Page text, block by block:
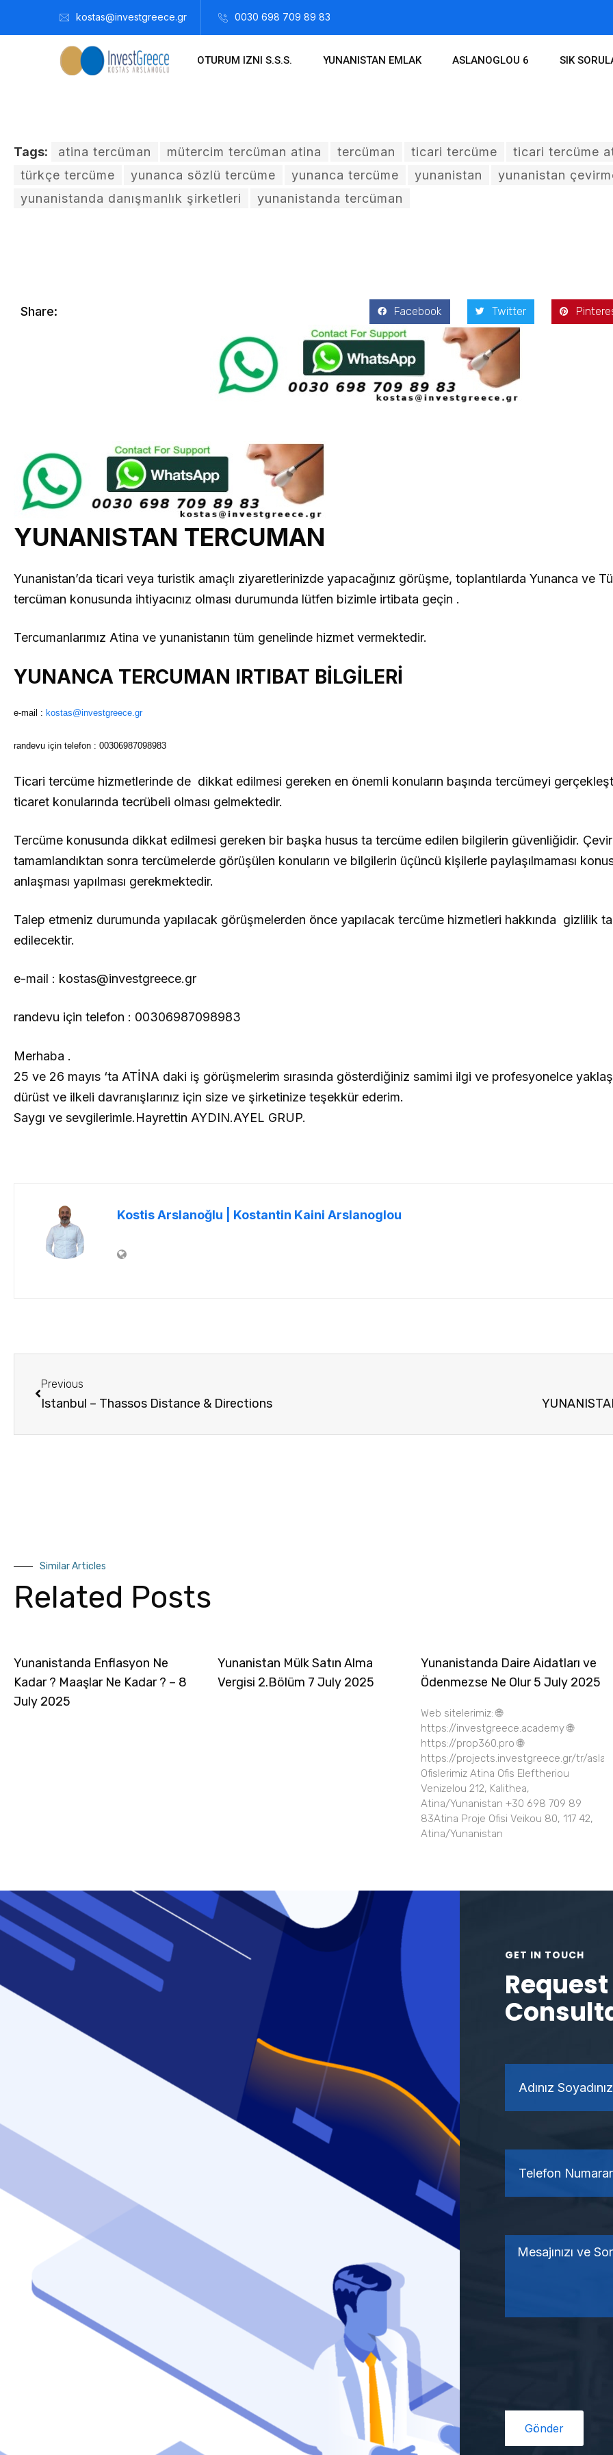
kostas@investgreece.gr 0030 698 709 89 83
OTURUM IZNI S.S.S. YUNANISTAN EMLAK ASLANOGLOU 6 SIK
Tags: atina tercüman mütercim tercüman atina tercüman ticari tercüme
ticari tercüme
türkçe tercüme
yunanca sözlü tercüme yunanca tercüme yunanistan
yunanistan
yunanistanda danışmanlık şirketleri
yunanistanda tercüman
Share: Facebook Twitter
YUNANISTAN TERCUMAN
Yunanistan’da ticari veya turistik amaçlı ziyaretlerinizde yapacağınız görüşme, toplantılarda Yunanca ve
tercüman konusunda ihtiyacınız olması durumunda lütfen bizimle irtibata geçin .
Tercumanlarımız Atina ve yunanistanın tüm genelinde hizmet vermektedir.
YUNANCA TERCUMAN IRTIBAT BİLGİLERİ
e-mail : kostas@investgreece.gr
randevu için telefon : 00306987098983
Ticari tercüme hizmetlerinde de dikkat edilmesi gereken en önemli konuların başında tercümeyi
ticaret konularında tecrübeli olması gelmektedir.
Tercüme konusunda dikkat edilmesi gereken bir başka husus ta tercüme edilen bilgilerin güvenliğidir.
tamamlandıktan sonra tercümelerde görüşülen konuların ve bilgilerin üçüncü kişilerle paylaşılmaması
anlaşması yapılması gerekmektedir.
Talep etmeniz durumunda yapılacak görüşmelerden önce yapılacak tercüme hizmetleri hakkında gizlilik
edilecektir.
e-mail : kostas@investgreece.gr
randevu için telefon : 00306987098983
Merhaba .
25 ve 26 mayıs ‘ta ATİNA daki iş görüşmelerim sırasında gösterdiğiniz samimi ilgi ve profesyonelce
dürüst ve ilkeli davranışlarınız için size ve şirketinize teşekkür ederim.
Saygı ve sevgilerimle.Hayrettin AYDIN.AYEL GRUP.
Kostis Arslanoğlu | Kostantin Kaini Arslanoglou
Previous
Istanbul – Thassos Distance & Directions
Similar Articles
Related Posts
Yunanistanda Enflasyon Ne
Kadar ? Maaşlar Ne Kadar ? – 8
July 2025
Yunanistan Mülk Satın Alma
Vergisi 2.Bölüm 7 July 2025
Yunanistanda Daire Aidatları ve
Ödenmezse Ne Olur 5 July 2025
Web sitelerimiz: 🌐
https://investgreece.academy 🌐
https://prop360.pro 🌐
https://projects.investgreece.gr/tr/
Ofislerimiz Atina Ofis Eleftheriou
Venizelou 212, Kalithea,
Atina/Yunanistan +30 698 709 89
83Atina Proje Ofisi Veikou 80, 117 42,
Atina/Yunanistan
GET IN TOUCH